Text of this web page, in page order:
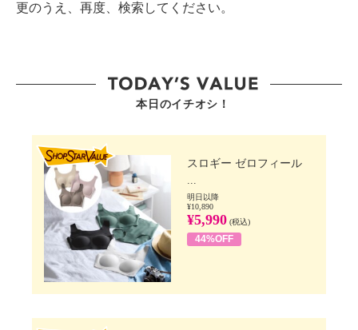
更のうえ、再度、検索してください。
本日のイチオシ！
スロギー ゼロフィール
...
明日以降
¥10,890
¥5,990 (税込)
44%OFF